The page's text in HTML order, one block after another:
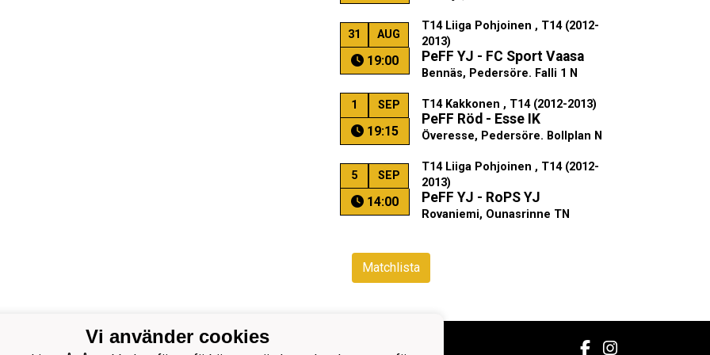
31 AUG
19:00
T14 Liiga Pohjoinen , T14 (2012-
2013)
PeFF YJ - FC Sport Vaasa
Bennäs, Pedersöre. Falli 1 N
1 SEP
19:15
T14 Kakkonen , T14 (2012-2013)
PeFF Röd - Esse IK
Överesse, Pedersöre. Bollplan N
5 SEP
14:00
T14 Liiga Pohjoinen , T14 (2012-
2013)
PeFF YJ - RoPS YJ
Rovaniemi, Ounasrinne TN
Matchlista
Finnäsbackavägen 25, 68910
Vi använder cookies